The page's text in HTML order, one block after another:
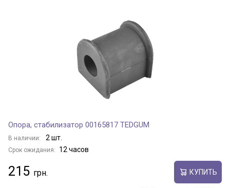
Опора, стабилизатор 00165817 TEDGUM
В наличии: 2 шт.
Срок ожидания: 12 часов
215 КУПИТЬ